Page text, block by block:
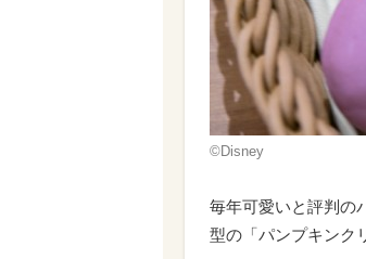
©︎Disney
毎年可愛いと評判の
型の「パンプキンク